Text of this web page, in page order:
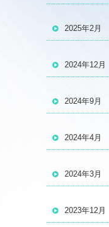
2025年2月
2024年12月
2024年9月
2024年4月
2024年3月
2023年12月